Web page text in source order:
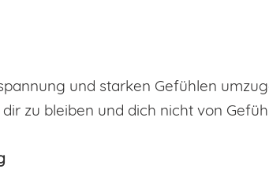
und starken Gefühlen
zu bleiben und dich nicht von